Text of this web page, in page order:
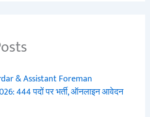
& Assistant Foreman
444 पदों पर भर्ती, ऑनलाइन आवेदन